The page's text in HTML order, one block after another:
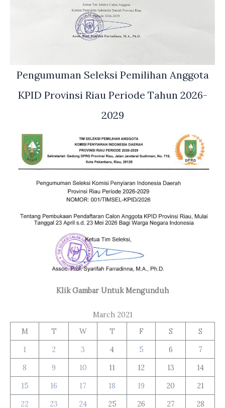
Pengumuman Seleksi Pemilihan Anggota
KPID Provinsi Riau Periode Tahun 2026-
2029
Klik Gambar Untuk Mengunduh
March 2021
M
T W T F S
S
1
2 3 4 5 6
7
8
9 10 11 12 13
14
15
16 17 18 19 20
21
22
23 24 25 26 27 28